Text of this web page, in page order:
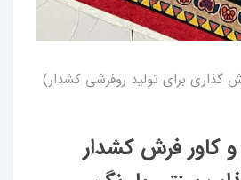
گذاری برای تولید روفرشی کشدار)
کاور فرش کشدار